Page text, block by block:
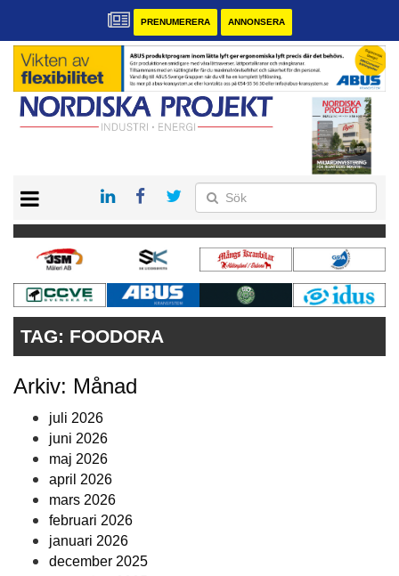
PRENUMERERA ANNONSERA
KONTAKT
VÅRA ANDRA MAGASIN
PRENUMERERA
ANNONSERA
TAG: FOODORA
Arkiv: Månad
juli 2026
juni 2026
maj 2026
april 2026
mars 2026
februari 2026
januari 2026
december 2025